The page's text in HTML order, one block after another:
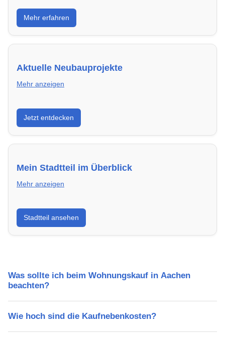
Erfahre, welche Nebenkosten rechtmäßig sind und
wie du deine monatliche Belastung optimieren
kannst.
Mehr erfahren
Aktuelle Neubauprojekte
Mehr anzeigen
Entdecke Neubauprojekte in Aachen – modern,
energieeffizient und sofort bezugsfertig.
Jetzt entdecken
Mein Stadtteil im Überblick
Mehr anzeigen
Erfahre mehr über deinen Stadtteil in Aachen:
Lebensqualität, Verkehrsanbindung, Schulen,
Freizeitmöglichkeiten und Mietpreise.
Stadtteil ansehen
Was sollte ich beim Wohnungskauf in Aachen
beachten?
Wie hoch sind die Kaufnebenkosten?